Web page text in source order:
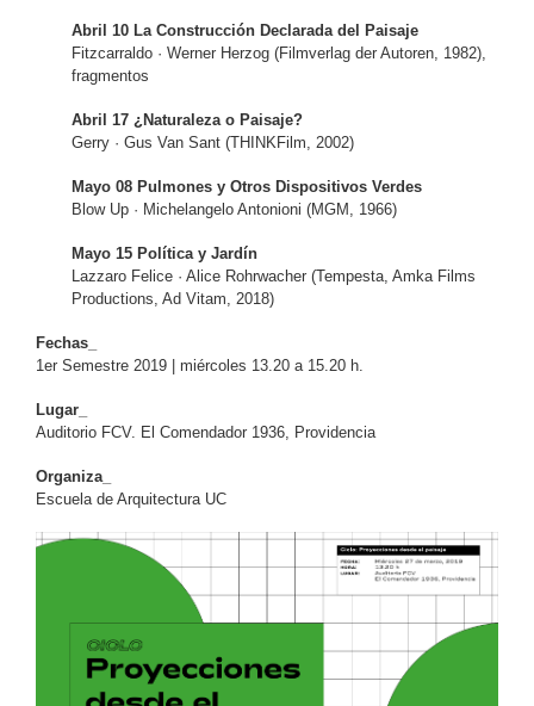
Abril 10 La Construcción Declarada del Paisaje
Fitzcarraldo · Werner Herzog (Filmverlag der Autoren, 1982),
fragmentos
Abril 17 ¿Naturaleza o Paisaje?
Gerry · Gus Van Sant (THINKFilm, 2002)
Mayo 08 Pulmones y Otros Dispositivos Verdes
Blow Up · Michelangelo Antonioni (MGM, 1966)
Mayo 15 Política y Jardín
Lazzaro Felice · Alice Rohrwacher (Tempesta, Amka Films
Productions, Ad Vitam, 2018)
Fechas_
1er Semestre 2019 | miércoles 13.20 a 15.20 h.
Lugar_
Auditorio FCV. El Comendador 1936, Providencia
Organiza_
Escuela de Arquitectura UC